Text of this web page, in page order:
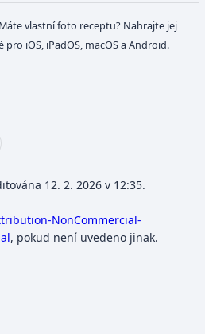
vlastní foto receptu? Nahrajte jej
pro iOS, iPadOS, macOS a Android.
12. 2. 2026 v 12:35.
NonCommercial-
, pokud není uvedeno jinak.